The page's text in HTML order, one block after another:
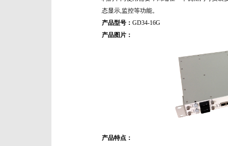
态显示,监控等功能。
产品型号： GD34-16G
产品图片：
产品特点：